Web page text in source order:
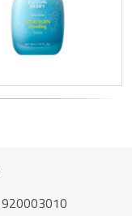
920003010